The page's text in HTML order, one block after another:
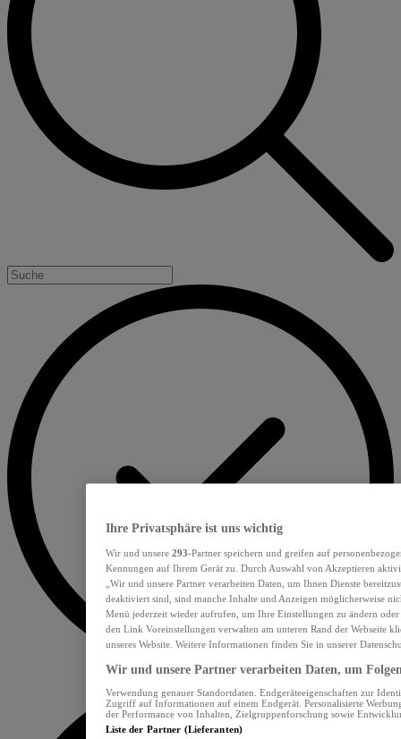
Ihre Privatsphäre ist uns wichtig
Wir und unsere 293-Partner speichern und greifen auf
Kennungen auf Ihrem Gerät zu. Durch Auswahl von Akzeptieren
„Wir und unsere Partner verarbeiten Daten, um Ihnen Dienste
deaktiviert sind, sind manche Inhalte und Anzeigen möglicherweise
Menü jederzeit wieder aufrufen, um Ihre Einstellungen zu ändern
den Link Voreinstellungen verwalten am unteren Rand der Webseite
unseres Website. Weitere Informationen finden Sie in unserer
Wir und unsere Partner verarbeiten Daten, um
Verwendung genauer Standortdaten. Endgeräteeigenschaften zur
Zugriff auf Informationen auf einem Endgerät. Personalisierte
der Performance von Inhalten, Zielgruppenforschung sowie
Liste der Partner (Lieferanten)